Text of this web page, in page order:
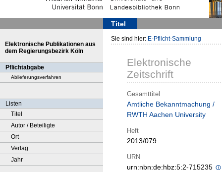
Titel
Elektronische Publikationen aus
dem Regierungsbezirk Köln
Pflichtabgabe
Ablieferungsverfahren
Listen
Titel
Autor / Beteiligte
Ort
Verlag
Jahr
Sie sind hier: E-Pflicht-Sammlung
Elektronische
Zeitschrift
Gesamttitel
Amtliche Bekanntmachung /
RWTH Aachen University
Heft
2013/079
URN
urn:nbn:de:hbz:5:2-715235